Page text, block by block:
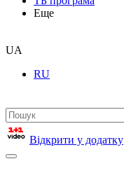
Еще
UA
RU
Відкрити у додатку